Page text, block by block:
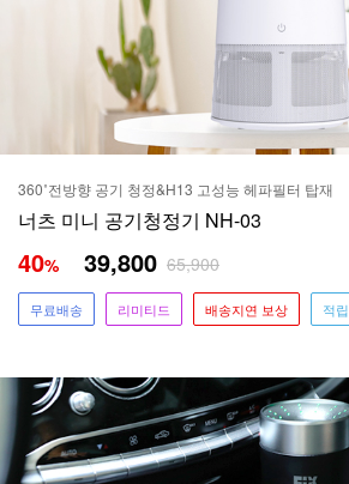
360˚전방향 공기 청정&H13 고성능 헤파필터 탑재
너츠 미니 공기청정기 NH-03
40% 39,800 65,900
무료배송 리미티드 배송지연 보상 적립